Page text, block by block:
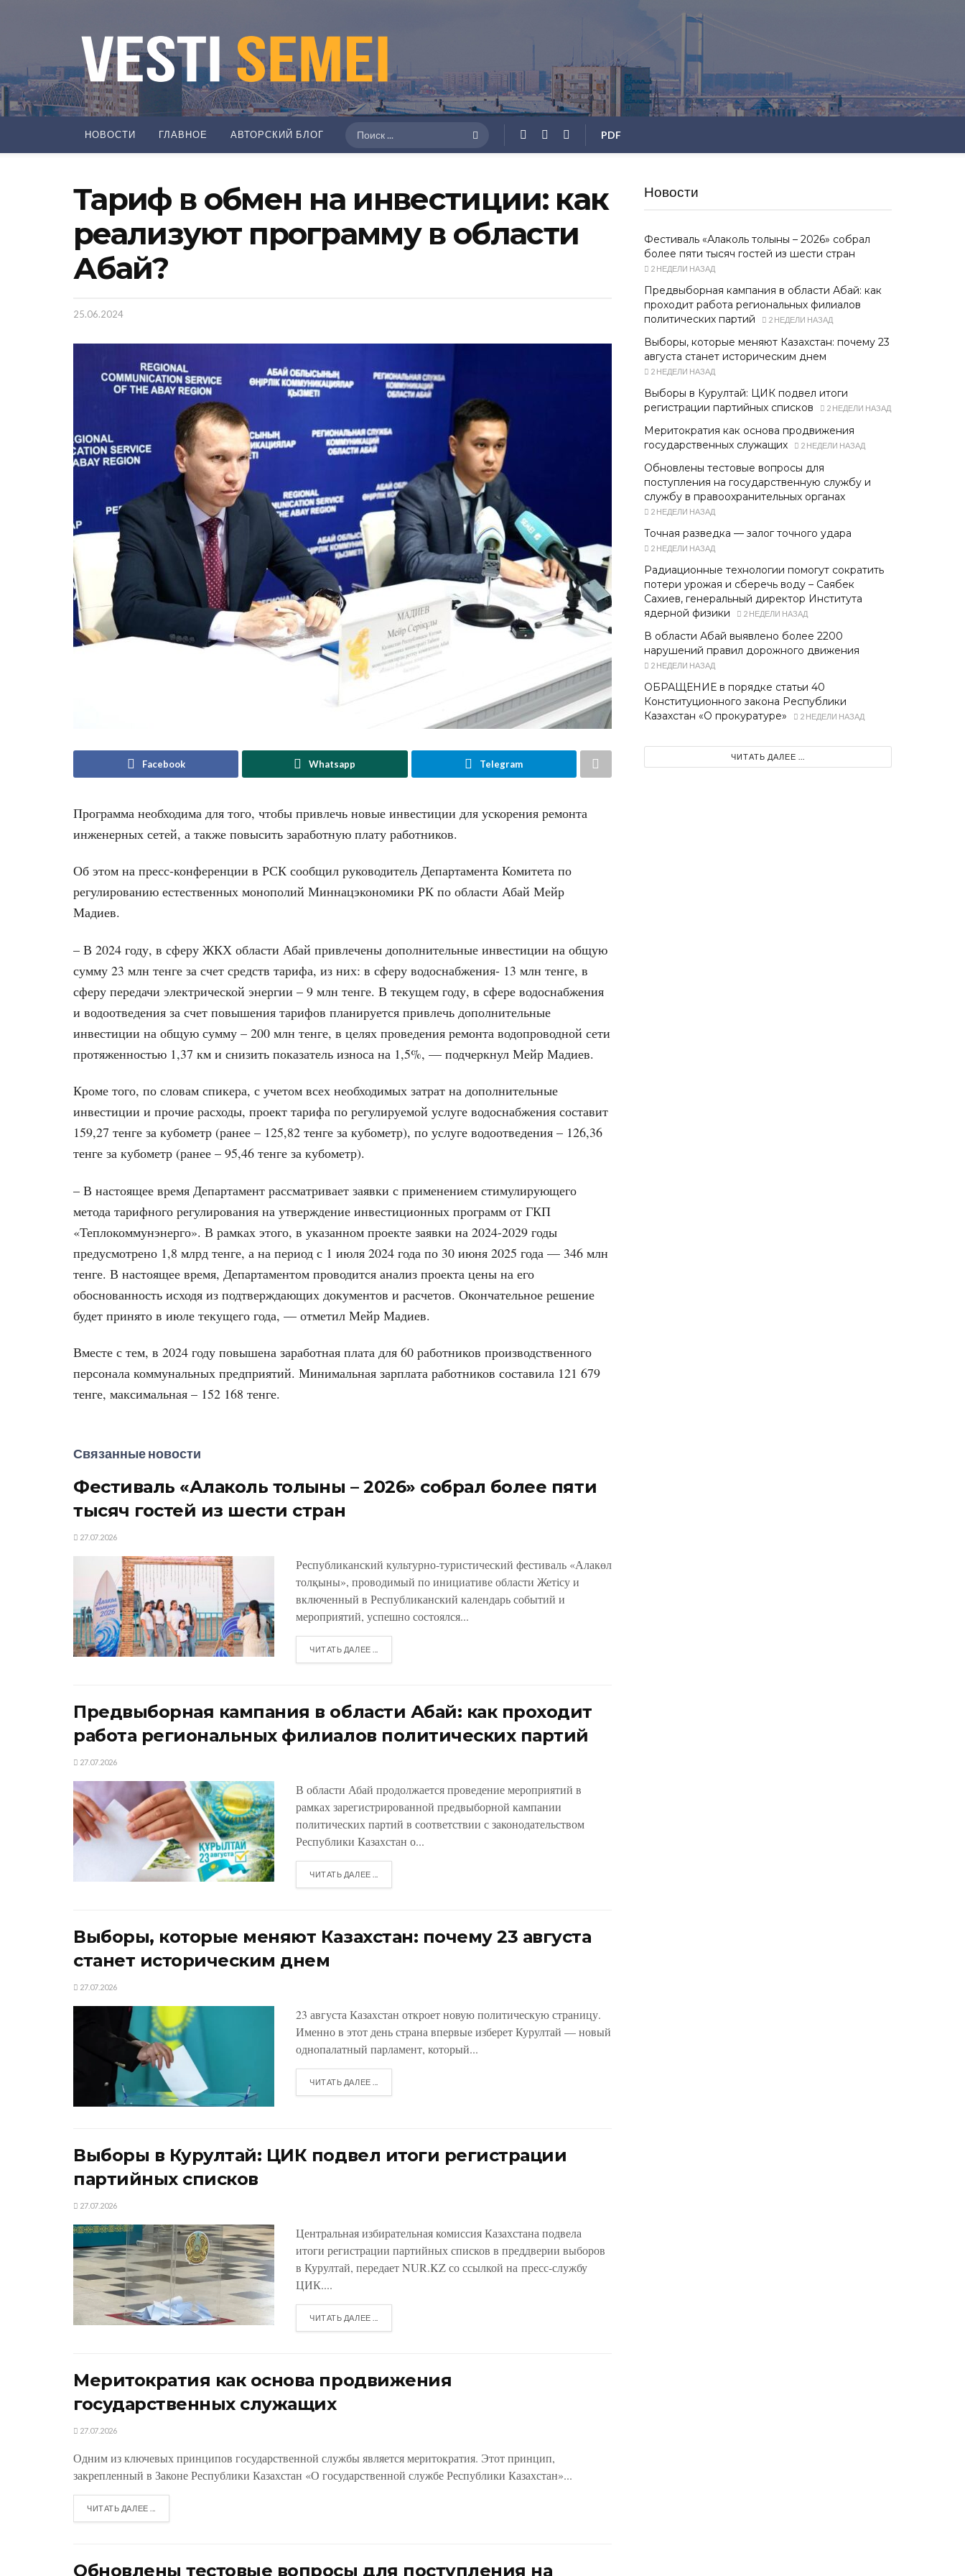
НОВОСТИ ГЛАВНОЕ АВТОРСКИЙ БЛОГ PDF
Тариф в обмен на инвестиции: как
реализуют программу в области
Абай?
25.06.2024
Facebook Whatsapp Telegram
Программа необходима для того, чтобы привлечь новые инвестиции для ускорения ремонта
инженерных сетей, а также повысить заработную плату работников.
Об этом на пресс-конференции в РСК сообщил руководитель Департамента Комитета по
регулированию естественных монополий Миннацэкономики РК по области Абай Мейр
Мадиев.
– В 2024 году, в сферу ЖКХ области Абай привлечены дополнительные инвестиции на общую
сумму 23 млн тенге за счет средств тарифа, из них: в сферу водоснабжения- 13 млн тенге, в
сферу передачи электрической энергии – 9 млн тенге. В текущем году, в сфере водоснабжения
и водоотведения за счет повышения тарифов планируется привлечь дополнительные
инвестиции на общую сумму – 200 млн тенге, в целях проведения ремонта водопроводной сети
протяженностью 1,37 км и снизить показатель износа на 1,5%, — подчеркнул Мейр Мадиев.
Кроме того, по словам спикера, с учетом всех необходимых затрат на дополнительные
инвестиции и прочие расходы, проект тарифа по регулируемой услуге водоснабжения составит
159,27 тенге за кубометр (ранее – 125,82 тенге за кубометр), по услуге водоотведения – 126,36
тенге за кубометр (ранее – 95,46 тенге за кубометр).
– В настоящее время Департамент рассматривает заявки с применением стимулирующего
метода тарифного регулирования на утверждение инвестиционных программ от ГКП
«Теплокоммунэнерго». В рамках этого, в указанном проекте заявки на 2024-2029 годы
предусмотрено 1,8 млрд тенге, а на период с 1 июля 2024 года по 30 июня 2025 года — 346 млн
тенге. В настоящее время, Департаментом проводится анализ проекта цены на его
обоснованность исходя из подтверждающих документов и расчетов. Окончательное решение
будет принято в июле текущего года, — отметил Мейр Мадиев.
Вместе с тем, в 2024 году повышена заработная плата для 60 работников производственного
персонала коммунальных предприятий. Минимальная зарплата работников составила 121 679
тенге, максимальная – 152 168 тенге.
Связанные новости
Фестиваль «Алаколь толқыны – 2026» собрал более пяти
тысяч гостей из шести стран
27.07.2026
Республиканский культурно-туристический фестиваль «Алакөл
толқыны», проводимый по инициативе области Жетісу и
включенный в Республиканский календарь событий и
мероприятий, успешно состоялся...
ЧИТАТЬ ДАЛЕЕ ...
Предвыборная кампания в области Абай: как проходит
работа региональных филиалов политических партий
27.07.2026
В области Абай продолжается проведение мероприятий в
рамках зарегистрированной предвыборной кампании
политических партий в соответствии с законодательством
Республики Казахстан о...
ЧИТАТЬ ДАЛЕЕ ...
Выборы, которые меняют Казахстан: почему 23 августа
станет историческим днем
27.07.2026
23 августа Казахстан откроет новую политическую страницу.
Именно в этот день страна впервые изберет Курултай — новый
однопалатный парламент, который...
ЧИТАТЬ ДАЛЕЕ ...
Выборы в Курултай: ЦИК подвел итоги регистрации
партийных списков
27.07.2026
Центральная избирательная комиссия Казахстана подвела
итоги регистрации партийных списков в преддверии выборов
в Курултай, передает NUR.KZ со ссылкой на пресс-службу
ЦИК....
ЧИТАТЬ ДАЛЕЕ ...
Меритократия как основа продвижения
государственных служащих
27.07.2026
Одним из ключевых принципов государственной службы является меритократия. Этот принцип,
закрепленный в Законе Республики Казахстан «О государственной службе Республики Казахстан»...
ЧИТАТЬ ДАЛЕЕ ...
Обновлены тестовые вопросы для поступления на
Новости
Фестиваль «Алаколь толқыны – 2026» собрал
более пяти тысяч гостей из шести стран
2 НЕДЕЛИ НАЗАД
Предвыборная кампания в области Абай: как
проходит работа региональных филиалов
политических партий
2 НЕДЕЛИ НАЗАД
Выборы, которые меняют Казахстан: почему 23
августа станет историческим днем
2 НЕДЕЛИ НАЗАД
Выборы в Курултай: ЦИК подвел итоги
регистрации партийных списков
2 НЕДЕЛИ НАЗАД
Меритократия как основа продвижения
государственных служащих
2 НЕДЕЛИ НАЗАД
Обновлены тестовые вопросы для
поступления на государственную службу и
службу в правоохранительных органах
2 НЕДЕЛИ НАЗАД
Точная разведка — залог точного удара
2 НЕДЕЛИ НАЗАД
Радиационные технологии помогут сократить
потери урожая и сберечь воду – Саябек
Сахиев, генеральный директор Института
ядерной физики
2 НЕДЕЛИ НАЗАД
В области Абай выявлено более 2200
нарушений правил дорожного движения
2 НЕДЕЛИ НАЗАД
ОБРАЩЕНИЕ в порядке статьи 40
Конституционного закона Республики
Казахстан «О прокуратуре»
2 НЕДЕЛИ НАЗАД
ЧИТАТЬ ДАЛЕЕ ...